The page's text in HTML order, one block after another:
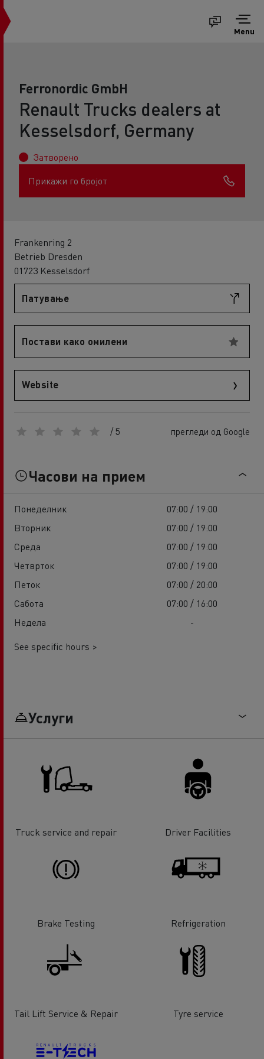
Menu
Ferronordic GmbH
Renault Trucks dealers at
Kesselsdorf, Germany
Затворено
Прикажи го бројот
Frankenring 2
Betrieb Dresden
01723 Kesselsdorf
Патување
Постави како омилени
Website
/ 5 прегледи од Google
Часови на прием
Понеделник
07:00 / 19:00
Вторник
07:00 / 19:00
Среда
07:00 / 19:00
Четврток
07:00 / 19:00
Петок
07:00 / 20:00
Сабота
07:00 / 16:00
Недела
-
See specific hours >
Услуги
Truck service and repair Driver Facilities
Brake Testing Refrigeration
Tail Lift Service & Repair Tyre service